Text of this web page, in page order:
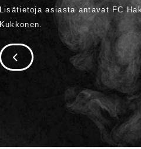
Lisätietoja asiasta antavat FC
Kukkonen.
SIIRRY EDELLISEEN